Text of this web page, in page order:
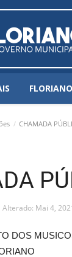
FLORIANO
CHAMADA
Alterado: Mai 4,
DOS